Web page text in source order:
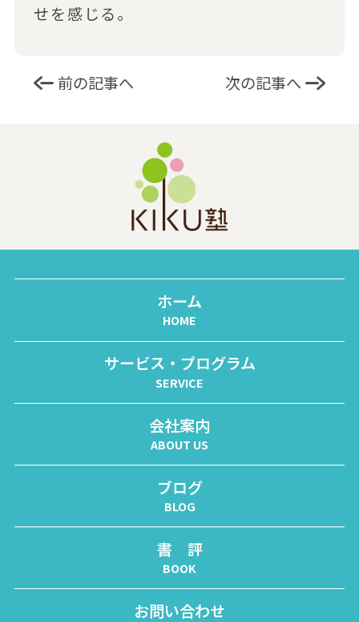
せを感じる。
前の記事へ 次の記事へ
ホーム
HOME
サービス・プログラム
SERVICE
会社案内
ABOUT US
ブログ
BLOG
書 評
BOOK
お問い合わせ